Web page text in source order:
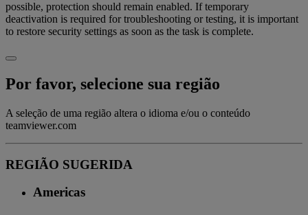
possible, protection should remain enabled. If temporary
deactivation is required for troubleshooting or testing, it is important
to restore security settings as soon as the task is complete.
Por favor, selecione sua região
A seleção de uma região altera o idioma e/ou o conteúdo
teamviewer.com
REGIÃO SUGERIDA
Americas